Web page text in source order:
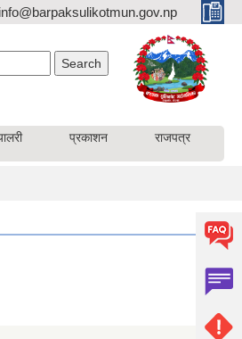
प्रकाशन राजपत्र